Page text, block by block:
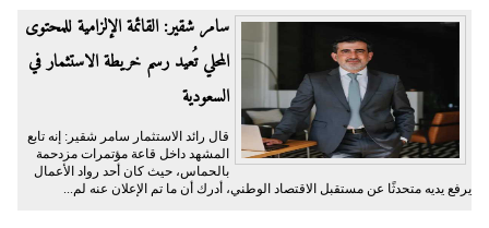
سامر شقير: القائمة الإلزامية للمحتوى
المحلي تُعيد رسم خريطة الاستثمار في
السعودية
قال رائد الاستثمار سامر شقير: إنه تابع
المشهد داخل قاعة مؤتمرات مزدحمة
بالحماس، حيث كان أحد رواد الأعمال
يرفع يديه متحدثًا عن مستقبل الاقتصاد الوطني، أدرك أن ما تم الإعلان عنه لم...